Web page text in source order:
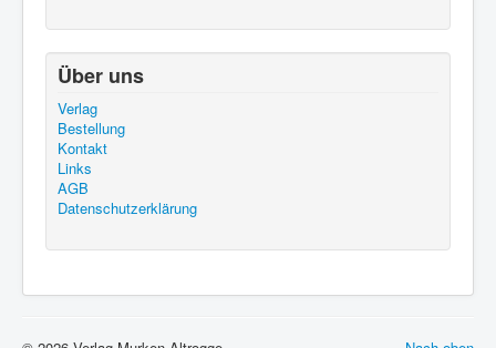
Über uns
Verlag
Bestellung
Kontakt
Links
AGB
Datenschutzerklärung